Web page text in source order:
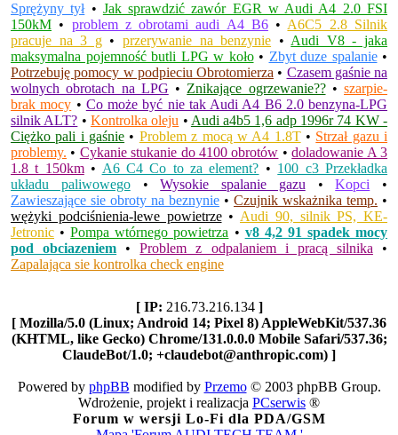
Sprężyny tył• Jak sprawdzić zawór EGR w Audi A4 2.0 FSI
150kM • problem z obrotami audi A4 B6• A6C5 2.8 Silnik
pracuje na 3 g• przerywanie na benzynie • Audi V8 - jaka
maksymalna pojemność butli LPG w koło• Zbyt duze spalanie•
Potrzebuję pomocy w podpieciu Obrotomierza • Czasem gaśnie na
wolnych obrotach na LPG • Znikające ogrzewanie??• szarpie-
brak mocy • Co może być nie tak Audi A4 B6 2.0 benzyna-LPG
silnik ALT? • Kontrolka oleju • Audi a4b5 1,6 adp 1996r 74 KW -
Ciężko pali i gaśnie • Problem z mocą w A4 1.8T• Strzał gazu i
problemy. • Cykanie stukanie do 4100 obrotów •doladowanie A 3
1.8 t 150km• A6 C4 Co to za element? • 100 c3 Przekładka
układu paliwowego•Wysokie spalanie gazu •Kopci •
Zawieszające sie obroty na beznynie • Czujnik wskażnika temp. •
wężyki podciśnienia-lewe powietrze• Audi 90, silnik PS, KE-
Jetronic •Pompa wtórnego powietrza • v8 4,2 91 spadek mocy
pod obciazeniem •Problem z odpalaniem i pracą silnika •
Zapalająca sie kontrolka check engine
[ IP: 216.73.216.134 ]
[ Mozilla/5.0 (Linux; Android 14; Pixel 8) AppleWebKit/537.36
(KHTML, like Gecko) Chrome/131.0.0.0 Mobile Safari/537.36;
ClaudeBot/1.0; +claudebot@anthropic.com) ]
Powered by phpBB modified by Przemo© 2003 phpBB Group.
Wdrożenie, projekt i realizacja PCserwis ®
Forum w wersji Lo-Fi dla PDA/GSM